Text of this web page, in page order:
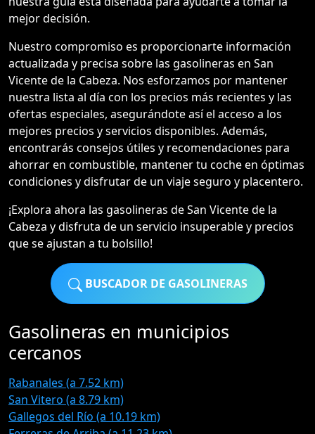
mejor decisión.
Nuestro compromiso es proporcionarte información
actualizada y precisa sobre las gasolineras en San
Vicente de la Cabeza. Nos esforzamos por mantener
nuestra lista al día con los precios más recientes y las
ofertas especiales, asegurándote así el acceso a los
mejores precios y servicios disponibles. Además,
encontrarás consejos útiles y recomendaciones para
ahorrar en combustible, mantener tu coche en óptimas
condiciones y disfrutar de un viaje seguro y placentero.
¡Explora ahora las gasolineras de San Vicente de la
Cabeza y disfruta de un servicio insuperable y precios
que se ajustan a tu bolsillo!
BUSCADOR DE GASOLINERAS
Gasolineras en municipios
cercanos
Rabanales (a 7.52 km)
San Vitero (a 8.79 km)
Gallegos del Río (a 10.19 km)